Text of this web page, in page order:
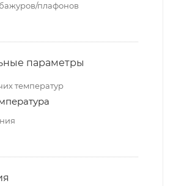
плафонов
параметры
температур